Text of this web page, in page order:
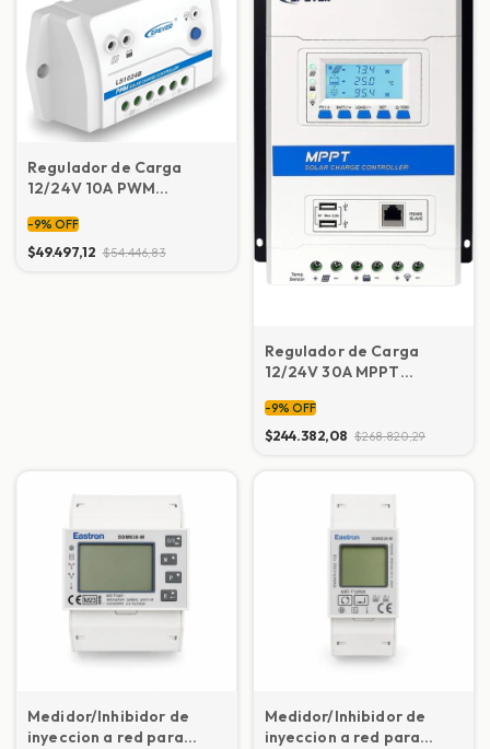
Regulador de Carga
12/24V 10A PWM
EPEVER LS1024B
-9% OFF
$49.497,12 $54.446,83
Regulador de Carga
12/24V 30A MPPT
con 2 USB
-9% OFF
$244.382,08 $268.820,29
Medidor/Inhibidor de
inyeccion a red para
Medidor/Inhibidor de
inyeccion a red para